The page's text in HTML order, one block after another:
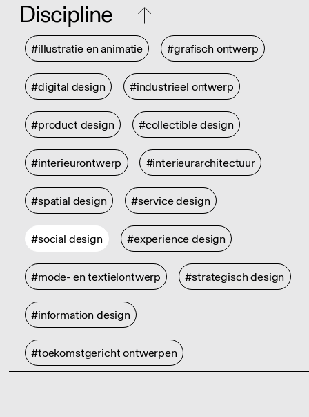
Discipline
#illustratie en animatie #grafisch ontwerp
#digital design #industrieel ontwerp
#product design #collectible design
#interieurontwerp #interieurarchitectuur
#spatial design #service design
#social design #experience design
#mode- en textielontwerp #strategisch design
#information design
#toekomstgericht ontwerpen